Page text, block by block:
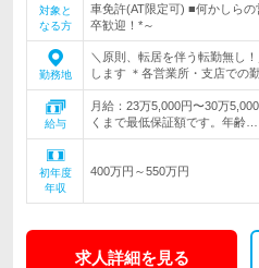
対象と
なる方
車免許(AT限定可) ■何かしら
卒歓迎！*～
勤務地
＼原則、転居を伴う転勤無し
します ＊各営業所・支店での
給与
月給：23万5,000円〜30万
くまで最低保証額です。年齢…
初年度
年収
400万円～550万円
求人詳細を見る